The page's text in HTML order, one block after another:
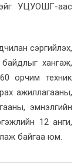
УЦУОШГ-аас
сэргийлэх,
байдлыг хангаж,
орчим техник
ажиллагааны,
эмнэлгийн
12 анги,
байгаа юм.